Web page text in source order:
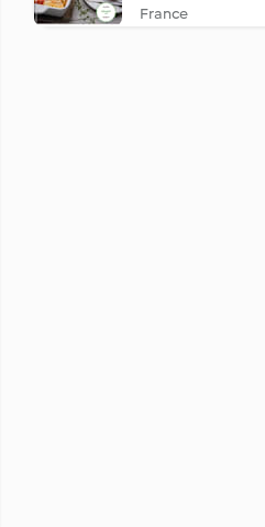
France